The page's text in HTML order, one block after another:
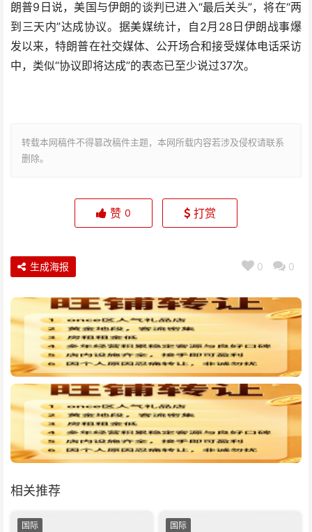
朗普9日说，美国与伊朗的谈判已进入“最后关头”，将在“两
到三天内”达成协议。据美媒统计，自2月28日伊朗战事爆
发以来，特朗普在社交媒体、公开场合和接受媒体电话采访
中，类似“协议即将达成”的表态已至少说过37次。
转载本网稿件不得篡改稿件主题，本网所载内容若涉及侵权请联系
删除。
赞 0 打赏
0 0
生成海报
相关推荐
国际 国际